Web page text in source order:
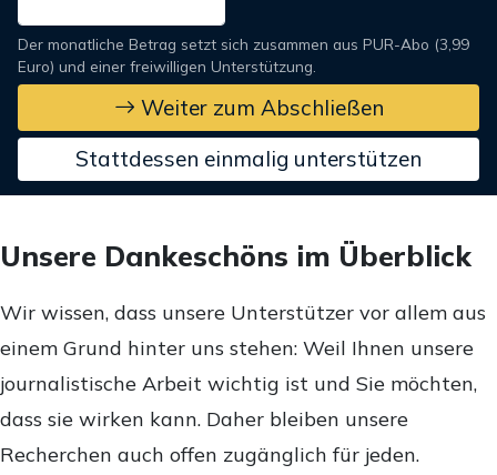
Der monatliche Betrag setzt sich zusammen aus PUR-Abo (3,99
Euro) und einer freiwilligen Unterstützung.
Weiter zum Abschließen
Stattdessen einmalig unterstützen
Unsere Dankeschöns im Überblick
Wir wissen, dass unsere Unterstützer vor allem aus
einem Grund hinter uns stehen: Weil Ihnen unsere
journalistische Arbeit wichtig ist und Sie möchten,
dass sie wirken kann. Daher bleiben unsere
Recherchen auch offen zugänglich für jeden.